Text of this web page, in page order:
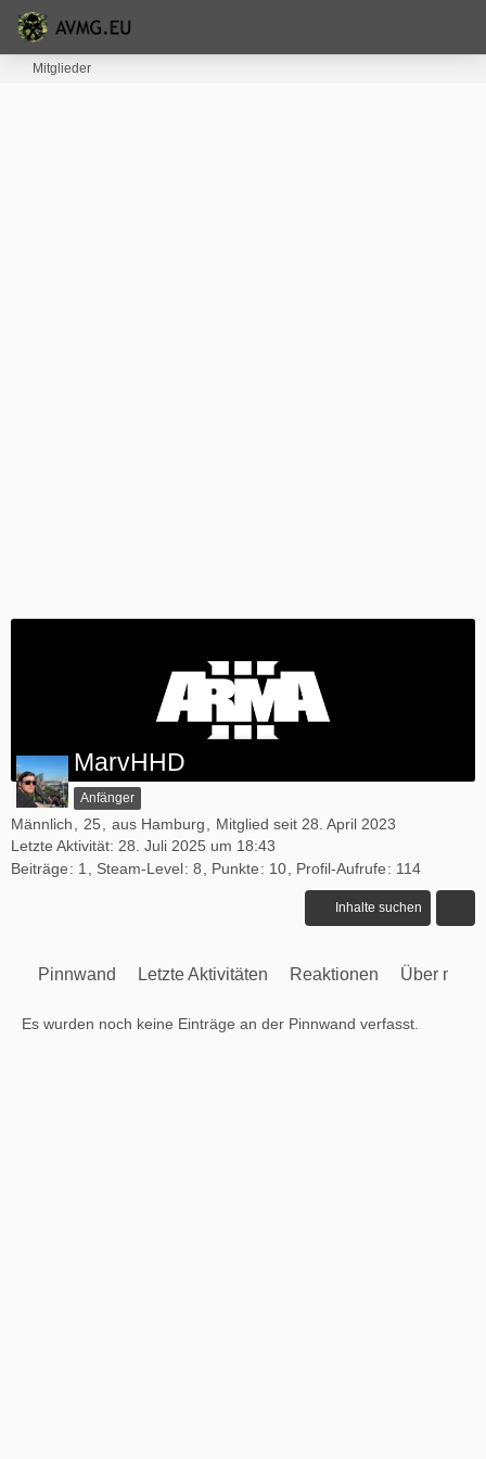
Mitglieder
MarvHHD
Anfänger
Männlich 25 aus Hamburg
Mitglied seit 28. April 2023
Letzte Aktivität: 28. Juli 2025 um 18:43
Beiträge
1 Steam-Level 8 Punkte 10 Profil-Aufrufe 114
Inhalte suchen
Pinnwand Letzte Aktivitäten Reaktionen Über mich
Es wurden noch keine Einträge an der Pinnwand verfasst.